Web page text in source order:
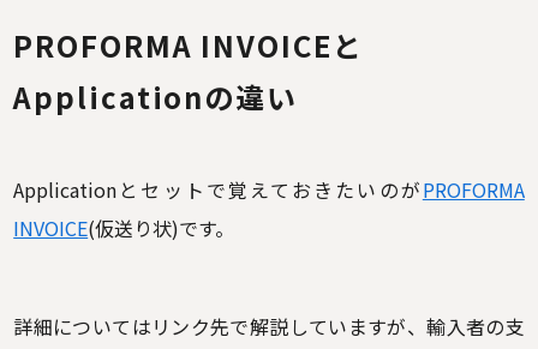
PROFORMA INVOICEと
Applicationの違い
Applicationとセットで覚えておきたいのがPROFORMA
INVOICE(仮送り状)です。
詳細についてはリンク先で解説していますが、輸入者の支